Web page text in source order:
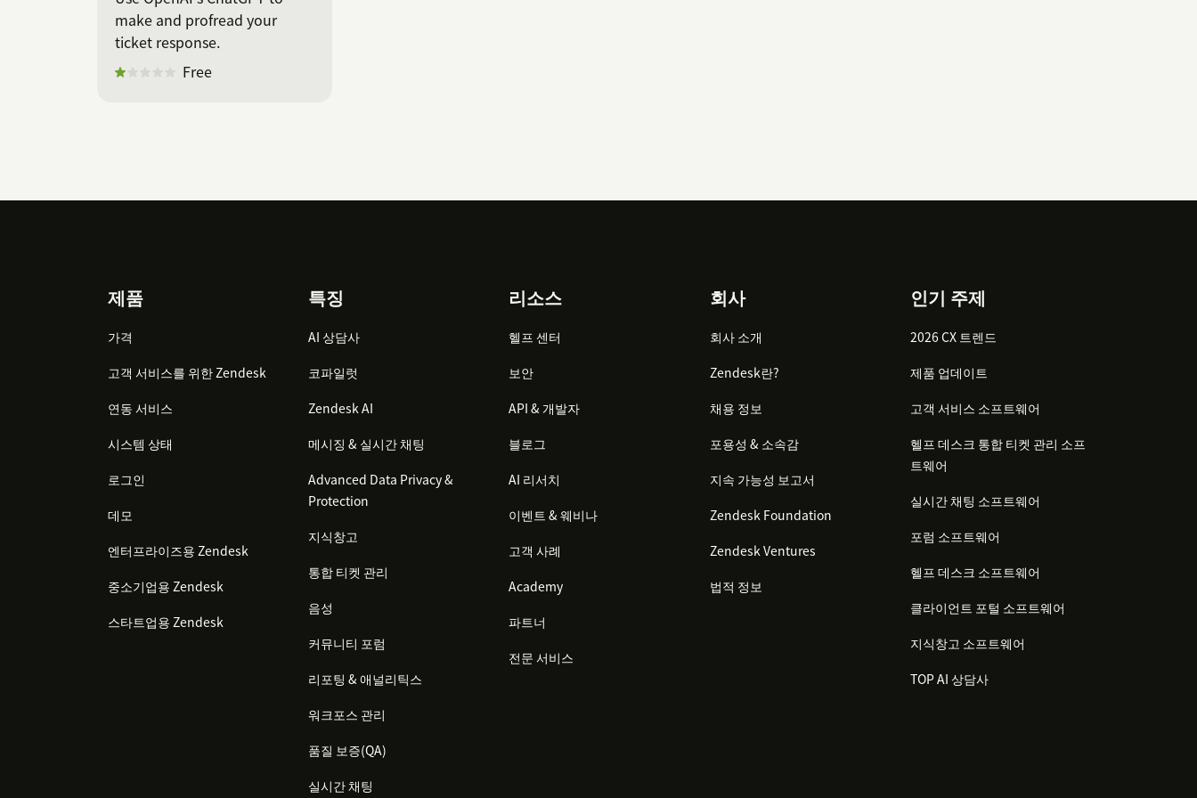
make and profread your
ticket response.
Free
제품
가격
고객 서비스를 위한 Zendesk
연동 서비스
시스템 상태
로그인
데모
엔터프라이즈용 Zendesk
중소기업용 Zendesk
스타트업용 Zendesk
특징
AI 상담사
코파일럿
Zendesk AI
메시징 & 실시간 채팅
Advanced Data Privacy &
Protection
지식창고
통합 티켓 관리
음성
커뮤니티 포럼
리포팅 & 애널리틱스
워크포스 관리
품질 보증(QA)
실시간 채팅
리소스
헬프 센터
보안
API & 개발자
블로그
AI 리서치
이벤트 & 웨비나
고객 사례
Academy
파트너
전문 서비스
회사
회사 소개
Zendesk란?
채용 정보
포용성 & 소속감
지속 가능성 보고서
Zendesk Foundation
Zendesk Ventures
법적 정보
인기 주제
2026 CX 트렌드
제품 업데이트
고객 서비스 소프트웨어
헬프 데스크 통합 티켓 관리 소프
트웨어
실시간 채팅 소프트웨어
포럼 소프트웨어
헬프 데스크 소프트웨어
클라이언트 포털 소프트웨어
지식창고 소프트웨어
TOP AI 상담사